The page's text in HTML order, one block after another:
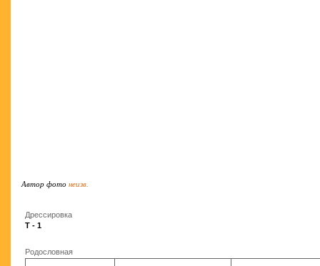
Автор фото неизв.
Дрессировка
T - 1
Родословная